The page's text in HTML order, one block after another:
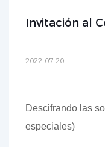
Invitación al
2022-07-20
Descifrando las
especiales)